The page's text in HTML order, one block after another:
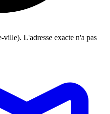
L'adresse exacte n'a pas